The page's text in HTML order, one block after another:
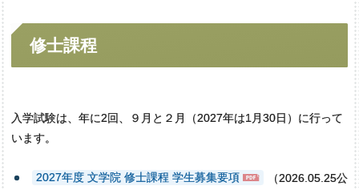
修士課程
入学試験は、年に2回、９月と２月（2027年は1月30日）に行って
います。
2027年度 文学院 修士課程 学生募集要項
（2026.05.25公